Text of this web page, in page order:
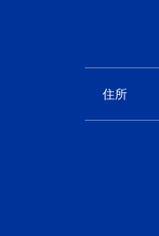
住所